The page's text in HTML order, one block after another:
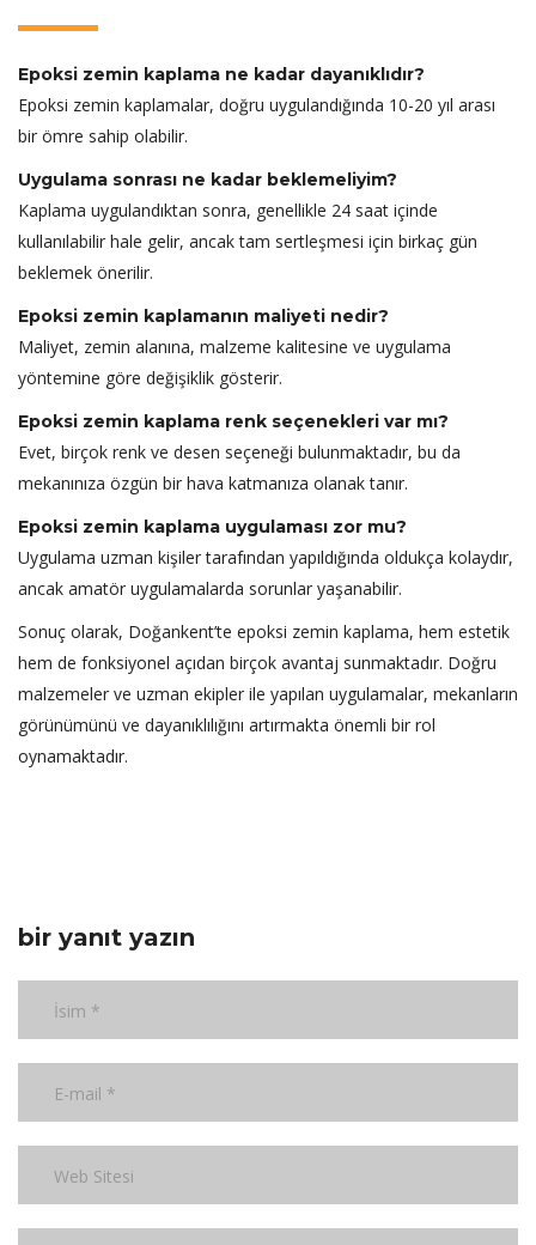
Epoksi zemin kaplama ne kadar dayanıklıdır?
Epoksi zemin kaplamalar, doğru uygulandığında 10-20 yıl arası
bir ömre sahip olabilir.
Uygulama sonrası ne kadar beklemeliyim?
Kaplama uygulandıktan sonra, genellikle 24 saat içinde
kullanılabilir hale gelir, ancak tam sertleşmesi için birkaç gün
beklemek önerilir.
Epoksi zemin kaplamanın maliyeti nedir?
Maliyet, zemin alanına, malzeme kalitesine ve uygulama
yöntemine göre değişiklik gösterir.
Epoksi zemin kaplama renk seçenekleri var mı?
Evet, birçok renk ve desen seçeneği bulunmaktadır, bu da
mekanınıza özgün bir hava katmanıza olanak tanır.
Epoksi zemin kaplama uygulaması zor mu?
Uygulama uzman kişiler tarafından yapıldığında oldukça kolaydır,
ancak amatör uygulamalarda sorunlar yaşanabilir.
Sonuç olarak, Doğankent’te epoksi zemin kaplama, hem estetik
hem de fonksiyonel açıdan birçok avantaj sunmaktadır. Doğru
malzemeler ve uzman ekipler ile yapılan uygulamalar, mekanların
görünümünü ve dayanıklılığını artırmakta önemli bir rol
oynamaktadır.
bir yanıt yazın